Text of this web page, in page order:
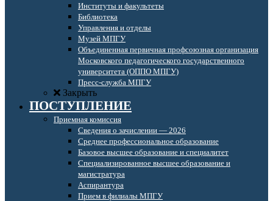
Институты и факультеты
Библиотека
Управления и отделы
Музей МПГУ
Объединенная первичная профсоюзная организация
Московского педагогического государственного
университета (ОППО МПГУ)
Пресс-служба МПГУ
Закрыть
ПОСТУПЛЕНИЕ
Приемная комиссия
Сведения о зачислении — 2026
Среднее профессиональное образование
Базовое высшее образование и специалитет
Специализированное высшее образование и
магистратура
Аспирантура
Прием в филиалы МПГУ